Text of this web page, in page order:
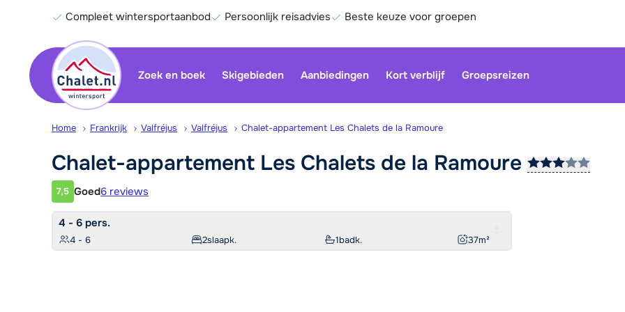
Compleet wintersportaanbod Persoonlijk reisadvies Beste keuze voor groepen
Zoek en boek Skigebieden Aanbiedingen Kort verblijf Groepsreizen
Home Frankrijk Valfréjus Valfréjus Chalet-appartement Les Chalets de la Ramoure
Chalet-appartement Les Chalets de la Ramoure
Klantwaardering
7,5 Goed6 reviews
4 - 6 pers.
4 - 6 2slaapk. 1badk. 37m²